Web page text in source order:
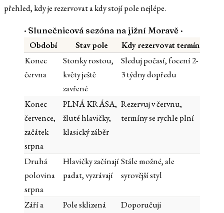
přehled, kdy je rezervovat a kdy stojí pole nejlépe.
· Slunečnicová sezóna na jižní Moravě ·
Období Stav pole
Kdy rezervovat termín
Konec
června
Stonky rostou,
květy ještě
zavřené
Sleduj počasí, focení 2-
3 týdny dopředu
Konec
července,
začátek
srpna
PLNÁ KRÁSA,
žluté hlavičky,
klasický záběr
Rezervuj v červnu,
termíny se rychle plní
Druhá
polovina
srpna
Hlavičky začínají
padat, vyzrávají
Stále možné, ale
syrovější styl
Září a
Pole sklizená
Doporučuji